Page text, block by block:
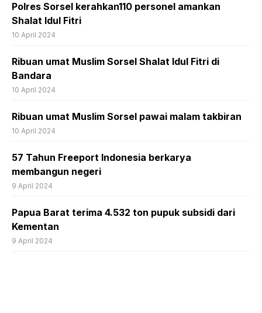
Polres Sorsel kerahkan110 personel amankan
Shalat Idul Fitri
10 April 2024
Ribuan umat Muslim Sorsel Shalat Idul Fitri di
Bandara
10 April 2024
Ribuan umat Muslim Sorsel pawai malam takbiran
10 April 2024
57 Tahun Freeport Indonesia berkarya
membangun negeri
9 April 2024
Papua Barat terima 4.532 ton pupuk subsidi dari
Kementan
9 April 2024